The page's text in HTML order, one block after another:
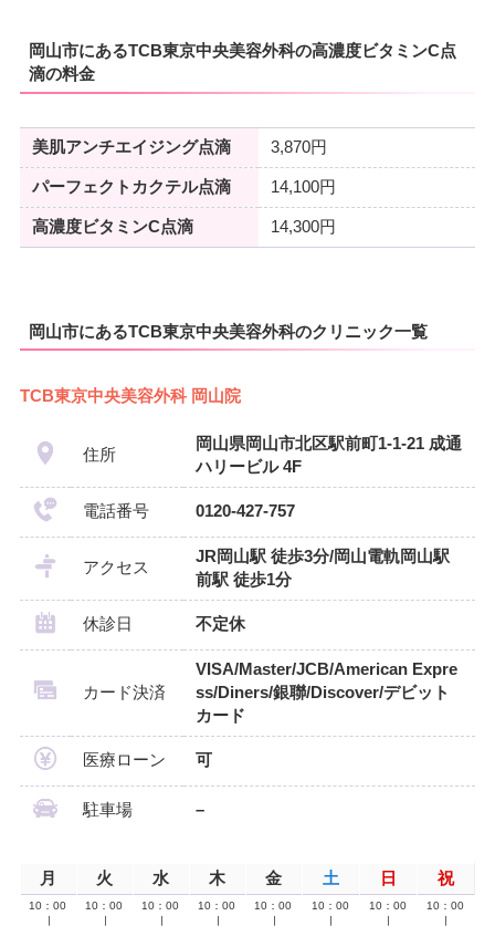
岡山市にあるTCB東京中央美容外科の高濃度ビタミンC点
滴の料金
美肌アンチエイジング点滴 3,870円
パーフェクトカクテル点滴 14,100円
高濃度ビタミンC点滴 14,300円
岡山市にあるTCB東京中央美容外科のクリニック一覧
TCB東京中央美容外科 岡山院
住所
岡山県岡山市北区駅前町1-1-21 成通
ハリービル 4F
電話番号 0120-427-757
アクセス
JR岡山駅 徒歩3分/岡山電軌岡山駅
前駅 徒歩1分
休診日 不定休
カード決済
VISA/Master/JCB/American Expre
ss/Diners/銀聯/Discover/デビット
カード
医療ローン 可
駐車場 –
月 火 水 木 金 土 日 祝
10：00
10：00
10：00
10：00
10：00
10：00
10：00
10：00